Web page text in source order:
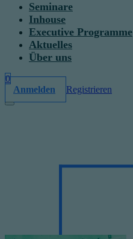
Seminare
Inhouse
Executive Programme
Aktuelles
Über uns
0
Anmelden
Registrieren